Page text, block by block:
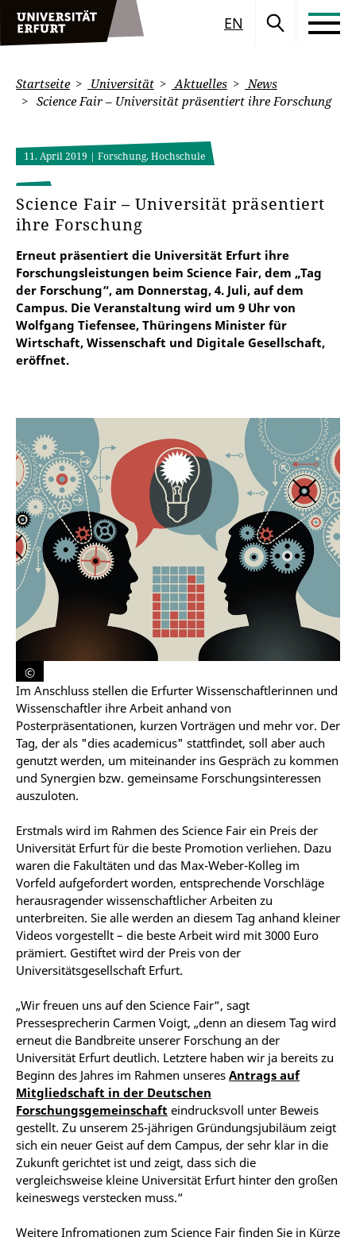
EN
Startseite Universität Aktuelles
News
Science Fair – Universität präsentiert ihre Forschung
11. April 2019 | Forschung, Hochschule
Science Fair – Universität präsentiert
ihre Forschung
Erneut präsentiert die Universität Erfurt ihre
Forschungsleistungen beim Science Fair, dem „Tag
der Forschung“, am Donnerstag, 4. Juli, auf dem
Campus. Die Veranstaltung wird um 9 Uhr von
Wolfgang Tiefensee, Thüringens Minister für
Wirtschaft, Wissenschaft und Digitale Gesellschaft,
eröffnet.
©
Im Anschluss stellen die Erfurter Wissenschaftlerinnen und
Wissenschaftler ihre Arbeit anhand von
Posterpräsentationen, kurzen Vorträgen und mehr vor. Der
Tag, der als "dies academicus" stattfindet, soll aber auch
genutzt werden, um miteinander ins Gespräch zu kommen
und Synergien bzw. gemeinsame Forschungsinteressen
auszuloten.
Erstmals wird im Rahmen des Science Fair ein Preis der
Universität Erfurt für die beste Promotion verliehen. Dazu
waren die Fakultäten und das Max-Weber-Kolleg im
Vorfeld aufgefordert worden, entsprechende Vorschläge
herausragender wissenschaftlicher Arbeiten zu
unterbreiten. Sie alle werden an diesem Tag anhand kleiner
Videos vorgestellt – die beste Arbeit wird mit 3000 Euro
prämiert. Gestiftet wird der Preis von der
Universitätsgesellschaft Erfurt.
„Wir freuen uns auf den Science Fair“, sagt
Pressesprecherin Carmen Voigt, „denn an diesem Tag wird
erneut die Bandbreite unserer Forschung an der
Universität Erfurt deutlich. Letztere haben wir ja bereits zu
Beginn des Jahres im Rahmen unseres Antrags auf
Mitgliedschaft in der Deutschen
Forschungsgemeinschaft eindrucksvoll unter Beweis
gestellt. Zu unserem 25-jährigen Gründungsjubiläum zeigt
sich ein neuer Geist auf dem Campus, der sehr klar in die
Zukunft gerichtet ist und zeigt, dass sich die
vergleichsweise kleine Universität Erfurt hinter den großen
keineswegs verstecken muss.“
Weitere Infromationen zum Science Fair finden Sie in Kürze